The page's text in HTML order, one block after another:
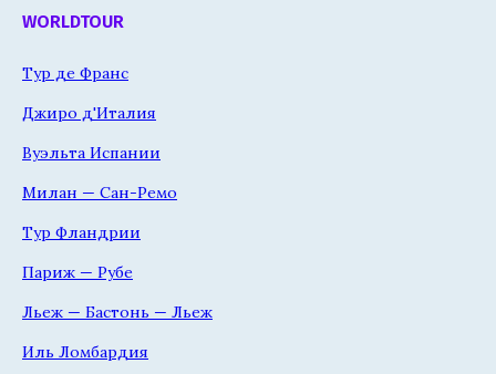
WORLDTOUR
Тур де Франс
Джиро д'Италия
Вуэльта Испании
Милан — Сан-Ремо
Тур Фландрии
Париж — Рубе
Льеж — Бастонь — Льеж
Иль Ломбардия